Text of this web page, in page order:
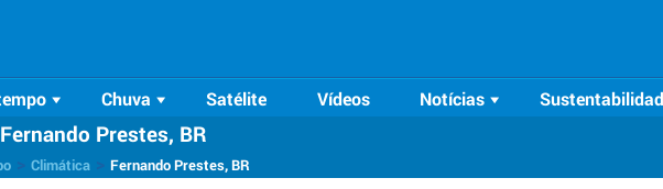
Chuva Satélite Vídeos Notícias
Prestes, BR
Climática Fernando Prestes, BR